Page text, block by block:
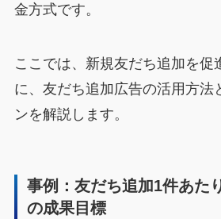
金方式です。
ここでは、新規友だち追加を促
に、友だち追加広告の活用方法
ンを解説します。
事例：友だち追加1件あた
の成果目標